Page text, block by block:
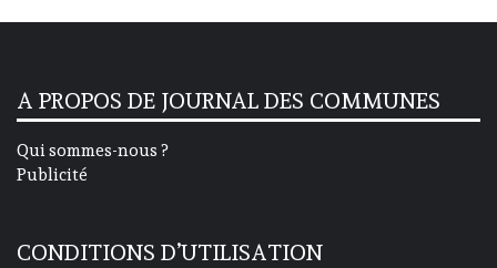
A PROPOS DE JOURNAL DES COMMUNES
Qui sommes-nous ?
Publicité
CONDITIONS D’UTILISATION